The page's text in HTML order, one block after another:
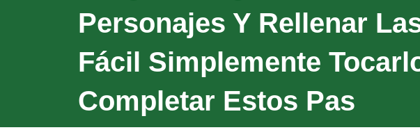
Personajes Y Rellenar
Fácil Simplemente
Completar Estos Pas